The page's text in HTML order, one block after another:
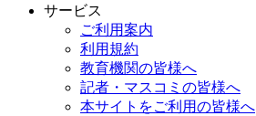
サービス
ご利用案内
利用規約
教育機関の皆様へ
記者・マスコミの皆様へ
本サイトをご利用の皆様へ